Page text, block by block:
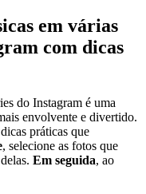
em ⁢várias
com dicas
do​ Instagram é⁢ uma​
envolvente e divertido.
práticas que
, selecione as fotos​ que ​
Em seguida, ao